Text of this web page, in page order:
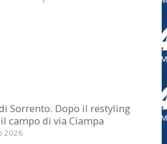
Sorrento. Dopo il restyling
campo di via Ciampa
2026